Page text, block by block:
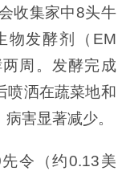
收集家中8头牛
物发酵剂（EM
周。发酵完成
喷洒在蔬菜地和
病害显著减少。
令（约0.13美